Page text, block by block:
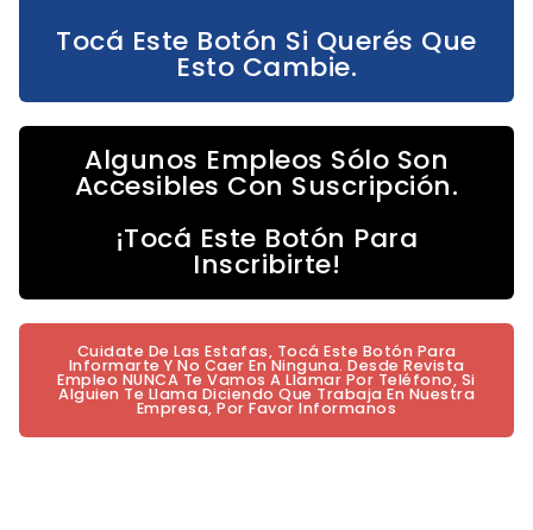
Tocá Este Botón Si Querés Que
Esto Cambie.
Algunos Empleos Sólo Son
Accesibles Con Suscripción.
¡Tocá Este Botón Para
Inscribirte!
Cuidate De Las Estafas, Tocá Este Botón Para
Informarte Y No Caer En Ninguna. Desde Revista
Empleo NUNCA Te Vamos A Llamar Por Teléfono, Si
Alguien Te Llama Diciendo Que Trabaja En Nuestra
Empresa, Por Favor Informanos